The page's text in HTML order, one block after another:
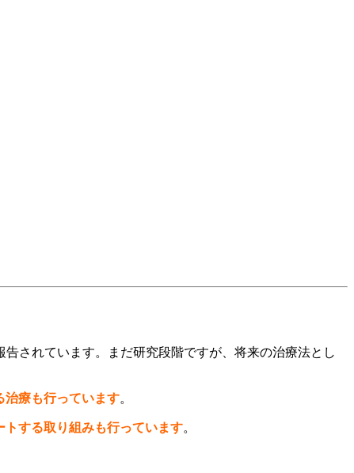
されています。まだ研究段階ですが、将来の治療法とし
治療も行っています。
する取り組みも行っています。